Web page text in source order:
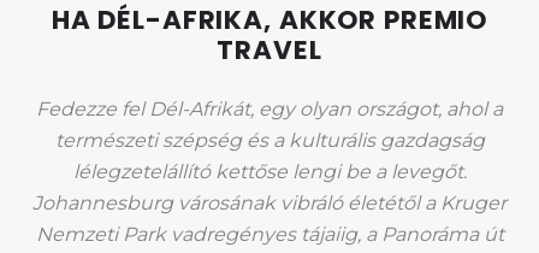
HA DÉL-AFRIKA, AKKOR PREMIO
TRAVEL
Fedezze fel Dél-Afrikát, egy olyan országot, ahol a
természeti szépség és a kulturális gazdagság
lélegzetelállító kettőse lengi be a levegőt.
Johannesburg városának vibráló életétől a Kruger
Nemzeti Park vadregényes tájaiig, a Panoráma út